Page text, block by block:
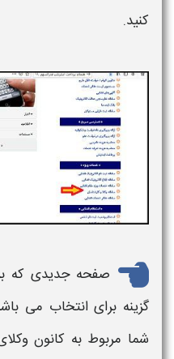
کنید.
صفحه جدیدی که
گزینه برای انتخاب می
شما مربوط به کانون